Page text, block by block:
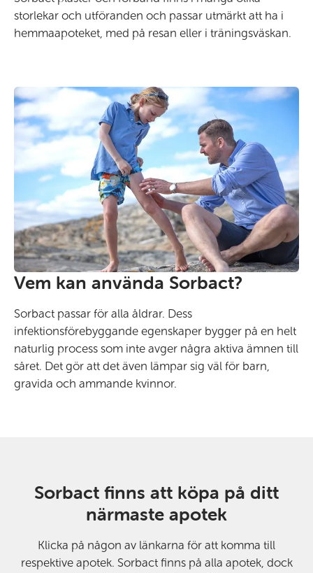
storlekar och utföranden och passar utmärkt att ha i
hemmaapoteket, med på resan eller i träningsväskan.
Vem kan använda Sorbact?
Sorbact passar för alla åldrar. Dess
infektionsförebyggande egenskaper bygger på en helt
naturlig process som inte avger några aktiva ämnen till
såret. Det gör att det även lämpar sig väl för barn,
gravida och ammande kvinnor.
Sorbact finns att köpa på ditt
närmaste apotek
Klicka på någon av länkarna för att komma till
respektive apotek. Sorbact finns på alla apotek, dock